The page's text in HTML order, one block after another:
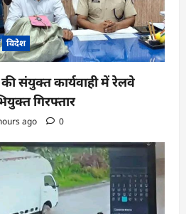
विदेश
संयुक्त कार्यवाही में रेलवे
गिरफ्तार
ago 0